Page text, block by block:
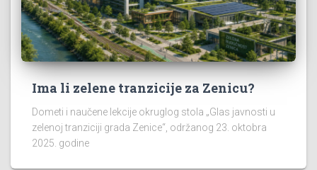
Ima li zelene tranzicije za Zenicu?
Dometi i naučene lekcije okruglog stola „Glas javnosti u
zelenoj tranziciji grada Zenice“, održanog 23. oktobra
2025. godine